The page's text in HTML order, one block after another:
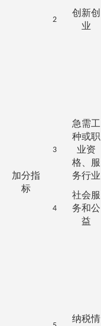
加分指
标
2
创新创
业
3
急需工
种或职
业资
格、服
务行业
4
社会服
务和公
益
纳税情